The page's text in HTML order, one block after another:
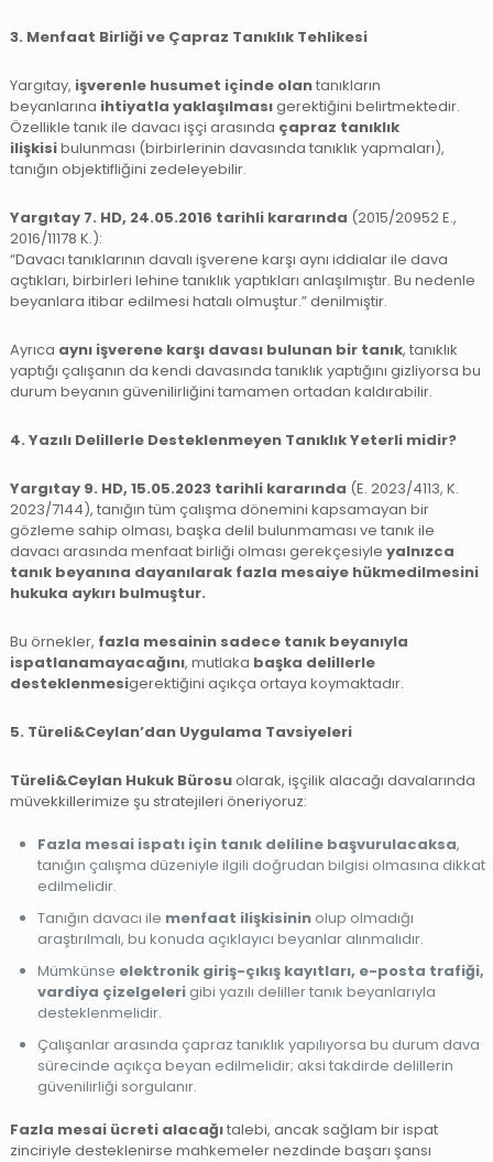
3. Menfaat Birliği ve Çapraz Tanıklık Tehlikesi
Yargıtay, işverenle husumet içinde olantanıkların
beyanlarına ihtiyatla yaklaşılmasıgerektiğini belirtmektedir.
Özellikle tanık ile davacı işçi arasında çapraz tanıklık
ilişkisibulunması (birbirlerinin davasında tanıklık yapmaları),
tanığın objektifliğini zedeleyebilir.
Yargıtay 7. HD, 24.05.2016 tarihli kararında (2015/20952 E.,
2016/11178 K.):
“Davacı tanıklarının davalı işverene karşı aynı iddialar ile dava
açtıkları, birbirleri lehine tanıklık yaptıkları anlaşılmıştır. Bu nedenle
beyanlara itibar edilmesi hatalı olmuştur.” denilmiştir.
Ayrıca aynı işverene karşı davası bulunan bir tanık, tanıklık
yaptığı çalışanın da kendi davasında tanıklık yaptığını gizliyorsa bu
durum beyanın güvenilirliğini tamamen ortadan kaldırabilir.
4. Yazılı Delillerle Desteklenmeyen Tanıklık Yeterli midir?
Yargıtay 9. HD, 15.05.2023 tarihli kararında (E. 2023/4113, K.
2023/7144), tanığın tüm çalışma dönemini kapsamayan bir
gözleme sahip olması, başka delil bulunmaması ve tanık ile
davacı arasında menfaat birliği olması gerekçesiyleyalnızca
tanık beyanına dayanılarak fazla mesaiye hükmedilmesini
hukuka aykırı bulmuştur.
Bu örnekler, fazla mesainin sadece tanık beyanıyla
ispatlanamayacağını, mutlaka başka delillerle
desteklenmesigerektiğini açıkça ortaya koymaktadır.
5. Türeli&Ceylan’dan Uygulama Tavsiyeleri
Türeli&Ceylan Hukuk Bürosuolarak, işçilik alacağı davalarında
müvekkillerimize şu stratejileri öneriyoruz:
Fazla mesai ispatı için tanık deliline başvurulacaksa,
tanığın çalışma düzeniyle ilgili doğrudan bilgisi olmasına dikkat
edilmelidir.
Tanığın davacı ile menfaat ilişkisinin olup olmadığı
araştırılmalı, bu konuda açıklayıcı beyanlar alınmalıdır.
Mümkünse elektronik giriş-çıkış kayıtları, e-posta trafiği,
vardiya çizelgeleri gibi yazılı deliller tanık beyanlarıyla
desteklenmelidir.
Çalışanlar arasında çapraz tanıklık yapılıyorsa bu durum dava
sürecinde açıkça beyan edilmelidir; aksi takdirde delillerin
güvenilirliği sorgulanır.
Fazla mesai ücreti alacağıtalebi, ancak sağlam bir ispat
zinciriyle desteklenirse mahkemeler nezdinde başarı şansı